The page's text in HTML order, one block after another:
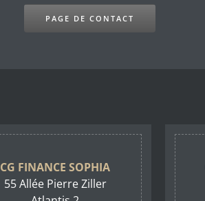
PAGE DE CONTACT
CG FINANCE SOPHIA
55 Allée Pierre Ziller